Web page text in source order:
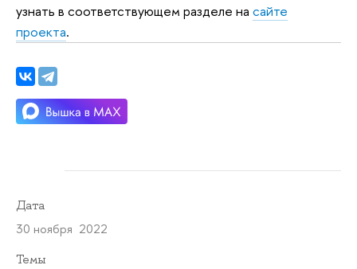
узнать в соответствующем разделе на сайте
проекта.
Дата
30 ноября 2022
Темы